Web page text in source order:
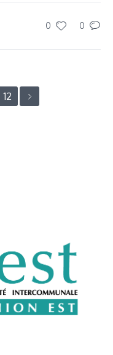
0 0
12